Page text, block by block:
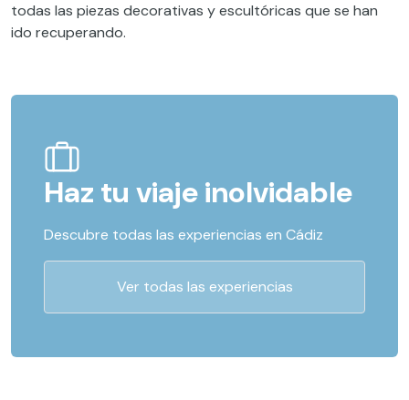
todas las piezas decorativas y escultóricas que se han
ido recuperando.
Haz tu viaje inolvidable
Descubre todas las experiencias en Cádiz
Ver todas las experiencias